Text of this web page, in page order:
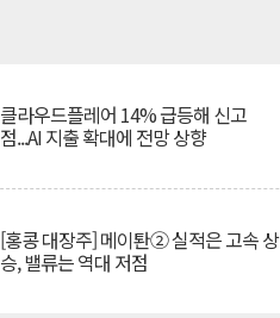
클라우드플레어 14% 급등해 신고
점...AI 지출 확대에 전망 상향
[홍콩 대장주] 메이퇀② 실적은 고속 상
승, 밸류는 역대 저점